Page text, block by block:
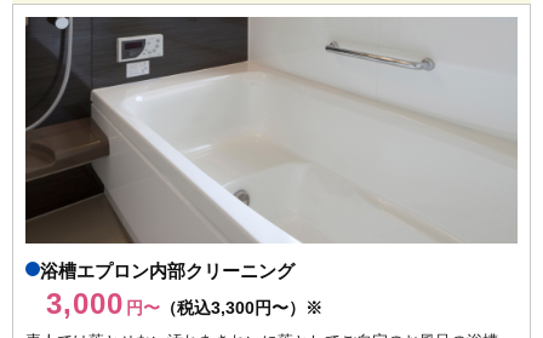
浴槽エプロン内部クリーニング
3,000 円〜 （税込3,300円〜）※